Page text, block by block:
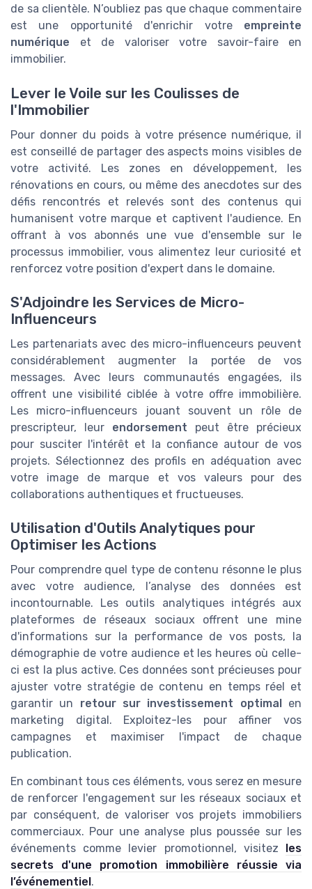
de sa clientèle. N’oubliez pas que chaque commentaire
est une opportunité d'enrichir votre empreinte
numérique et de valoriser votre savoir-faire en
immobilier.
Lever le Voile sur les Coulisses de
l'Immobilier
Pour donner du poids à votre présence numérique, il
est conseillé de partager des aspects moins visibles de
votre activité. Les zones en développement, les
rénovations en cours, ou même des anecdotes sur des
défis rencontrés et relevés sont des contenus qui
humanisent votre marque et captivent l'audience. En
offrant à vos abonnés une vue d'ensemble sur le
processus immobilier, vous alimentez leur curiosité et
renforcez votre position d'expert dans le domaine.
S'Adjoindre les Services de Micro-
Influenceurs
Les partenariats avec des micro-influenceurs peuvent
considérablement augmenter la portée de vos
messages. Avec leurs communautés engagées, ils
offrent une visibilité ciblée à votre offre immobilière.
Les micro-influenceurs jouant souvent un rôle de
prescripteur, leur endorsement peut être précieux
pour susciter l'intérêt et la confiance autour de vos
projets. Sélectionnez des profils en adéquation avec
votre image de marque et vos valeurs pour des
collaborations authentiques et fructueuses.
Utilisation d'Outils Analytiques pour
Optimiser les Actions
Pour comprendre quel type de contenu résonne le plus
avec votre audience, l’analyse des données est
incontournable. Les outils analytiques intégrés aux
plateformes de réseaux sociaux offrent une mine
d'informations sur la performance de vos posts, la
démographie de votre audience et les heures où celle-
ci est la plus active. Ces données sont précieuses pour
ajuster votre stratégie de contenu en temps réel et
garantir un retour sur investissement optimal
en
marketing digital. Exploitez-les pour affiner vos
campagnes et maximiser l'impact de chaque
publication.
En combinant tous ces éléments, vous serez en mesure
de renforcer l'engagement sur les réseaux sociaux et
par conséquent, de valoriser vos projets immobiliers
commerciaux. Pour une analyse plus poussée sur les
événements comme levier promotionnel, visitez
les
secrets d'une promotion immobilière réussie via
l’événementiel .